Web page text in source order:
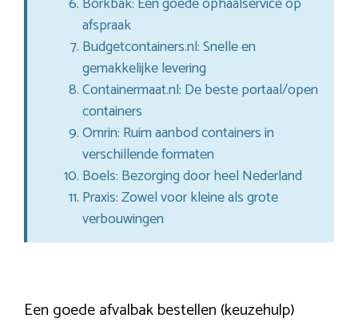
afspraak
Budgetcontainers.nl: Snelle en
gemakkelijke levering
Containermaat.nl: De beste portaal/open
containers
Omrin: Ruim aanbod containers in
verschillende formaten
Boels: Bezorging door heel Nederland
Praxis: Zowel voor kleine als grote
verbouwingen
Een goede afvalbak bestellen (keuzehulp)